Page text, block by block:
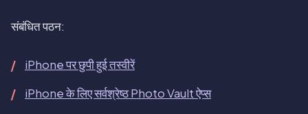
संबंधित पठन:
iPhone पर छुपी हुई तस्वीरें
iPhone के लिए सर्वश्रेष्ठ Photo Vault ऐप्स